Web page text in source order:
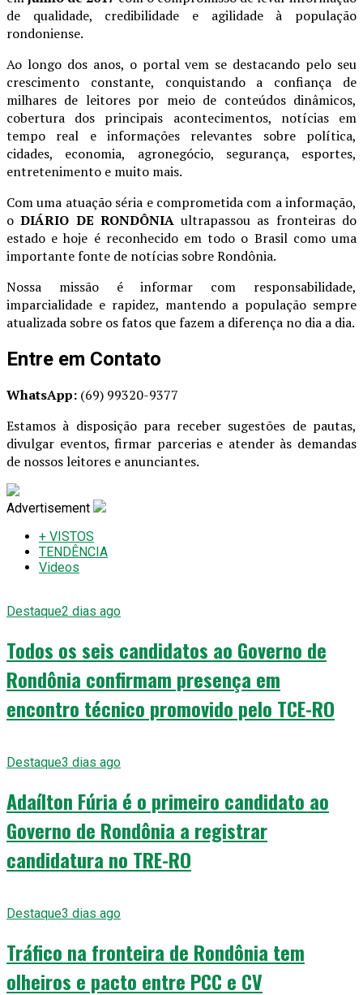
de qualidade, credibilidade e agilidade à população
rondoniense.
Ao longo dos anos, o portal vem se destacando pelo seu
crescimento constante, conquistando a confiança de
milhares de leitores por meio de conteúdos dinâmicos,
cobertura dos principais acontecimentos, notícias em
tempo real e informações relevantes sobre política,
cidades, economia, agronegócio, segurança, esportes,
entretenimento e muito mais.
Com uma atuação séria e comprometida com a informação,
oDIÁRIO DE RONDÔNIAultrapassou as fronteiras do
estado e hoje é reconhecido em todo o Brasil como uma
importante fonte de notícias sobre Rondônia.
Nossa missão é informar com responsabilidade,
imparcialidade e rapidez, mantendo a população sempre
atualizada sobre os fatos que fazem a diferença no dia a dia.
Entre em Contato
WhatsApp: (69) 99320-9377
Estamos à disposição para receber sugestões de pautas,
divulgar eventos, firmar parcerias e atender às demandas
de nossos leitores e anunciantes.
Advertisement
+ VISTOS
TENDÊNCIA
Videos
Destaque2 dias ago
Todos os seis candidatos ao Governo de
Rondônia confirmam presença em
encontro técnico promovido pelo TCE-RO
Destaque3 dias ago
Adaílton Fúria é o primeiro candidato ao
Governo de Rondônia a registrar
candidatura no TRE-RO
Destaque3 dias ago
Tráfico na fronteira de Rondônia tem
olheiros e pacto entre PCC e CV